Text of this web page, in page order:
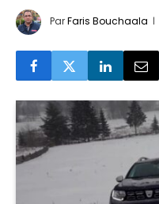
ParFaris Bouchaala